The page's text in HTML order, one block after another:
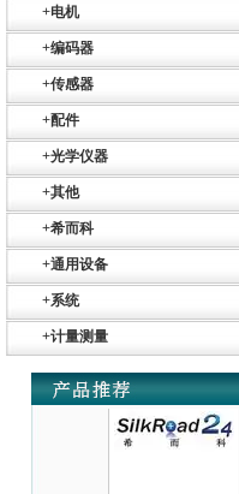
+电机
+编码器
+传感器
+配件
+光学仪器
+其他
+希而科
+通用设备
+系统
+计量测量
5BA00-0AA0
PMA Prozess- und
Automation GmbH